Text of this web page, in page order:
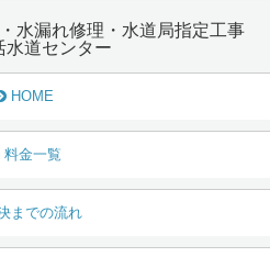
水漏れ修理・水道局指定工事
水道センター
HOME
料金一覧
までの流れ